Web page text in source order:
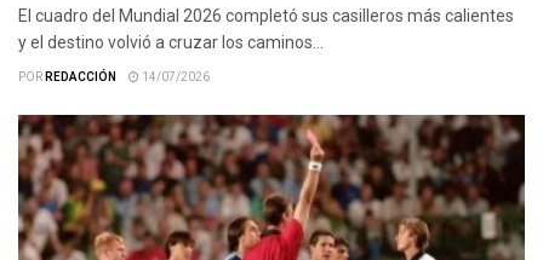
El cuadro del Mundial 2026 completó sus casilleros más calientes
y el destino volvió a cruzar los caminos...
PORREDACCIÓN 14/07/2026